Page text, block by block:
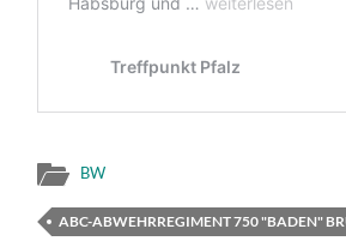
BW
ABC-ABWEHRREGIMENT 750 "BADEN"